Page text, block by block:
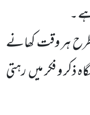
۔
طرح ہر وقت کھانے
ذکر و فکر میں رہتی